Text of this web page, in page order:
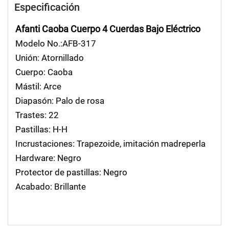
Especificación
Afanti Caoba Cuerpo 4 Cuerdas Bajo Eléctrico
Modelo No.:AFB-317
Unión: Atornillado
Cuerpo: Caoba
Mástil: Arce
Diapasón: Palo de rosa
Trastes: 22
Pastillas: H-H
Incrustaciones: Trapezoide, imitación madreperla
Hardware: Negro
Protector de pastillas: Negro
Acabado: Brillante